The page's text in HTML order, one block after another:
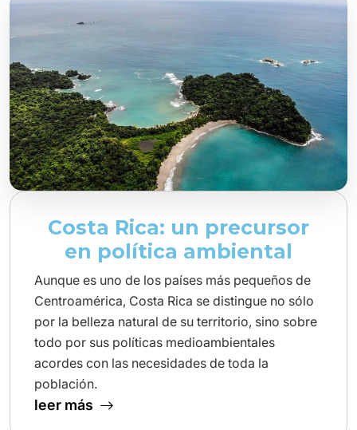
Costa Rica: un precursor
en política ambiental
Aunque es uno de los países más pequeños de
Centroamérica, Costa Rica se distingue no sólo
por la belleza natural de su territorio, sino sobre
todo por sus políticas medioambientales
acordes con las necesidades de toda la
población.
leer más